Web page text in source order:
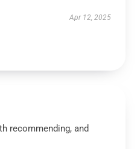
Apr 12, 2025
recommending, and